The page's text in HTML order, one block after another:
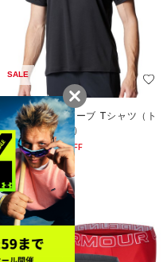
SALE
UAショートスリーブ Tシャツ（ト
レーニング/MEN）
￥3,46530%OFF
￥4,950